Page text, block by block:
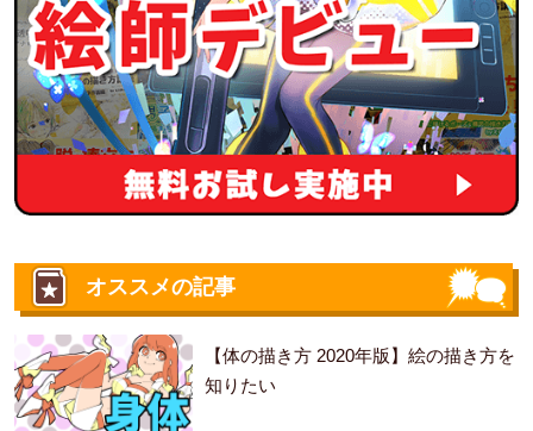
オススメの記事
【体の描き方 2020年版】絵の描き方を
知りたい